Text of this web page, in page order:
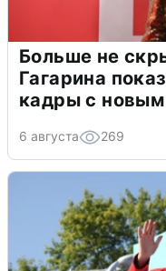
Больше не
Гагарина
кадры с
6 августа 269